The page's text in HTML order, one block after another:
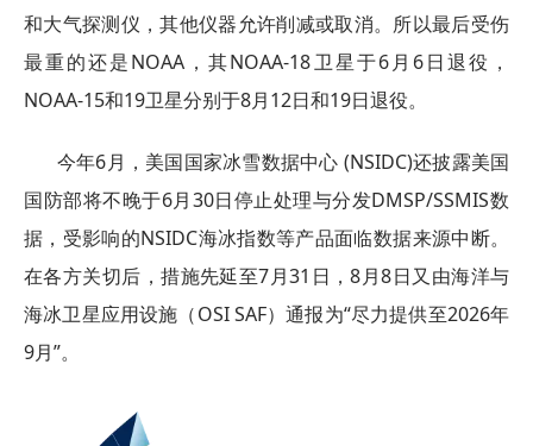
和大气探测仪，其他仪器允许削减或取消。所以最后受伤
最重的还是NOAA，其NOAA-18卫星于6月6日退役，
NOAA-15和19卫星分别于8月12日和19日退役。
今年6月，美国国家冰雪数据中心 (NSIDC)还披露美国
国防部将不晚于6月30日停止处理与分发DMSP/SSMIS数
据，受影响的NSIDC海冰指数等产品面临数据来源中断。
在各方关切后，措施先延至7月31日，8月8日又由海洋与
海冰卫星应用设施（OSI SAF）通报为“尽力提供至2026年
9月”。